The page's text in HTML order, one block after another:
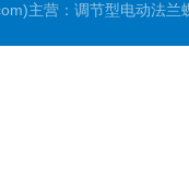
主营：调节型电动法